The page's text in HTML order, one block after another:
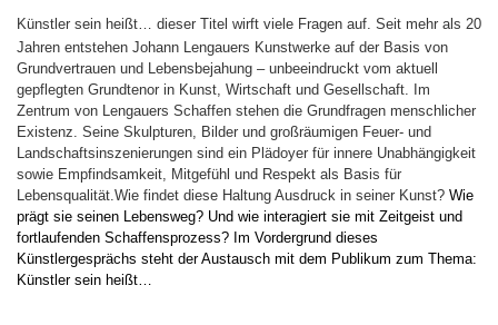
Künstler sein heißt… dieser Titel wirft viele Fragen auf. Seit mehr als 20
Jahren entstehen Johann Lengauers Kunstwerke auf der Basis von
Grundvertrauen und Lebensbejahung – unbeeindruckt vom aktuell
gepflegten Grundtenor in Kunst, Wirtschaft und Gesellschaft. Im
Zentrum von Lengauers Schaffen stehen die Grundfragen menschlicher
Existenz. Seine Skulpturen, Bilder und großräumigen Feuer- und
Landschaftsinszenierungen sind ein Plädoyer für innere Unabhängigkeit
sowie Empfindsamkeit, Mitgefühl und Respekt als Basis für
Lebensqualität.Wie findet diese Haltung Ausdruck in seiner Kunst? Wie
prägt sie seinen Lebensweg? Und wie interagiert sie mit Zeitgeist und
fortlaufenden Schaffensprozess? Im Vordergrund dieses
Künstlergesprächs steht der Austausch mit dem Publikum zum Thema:
Künstler sein heißt…